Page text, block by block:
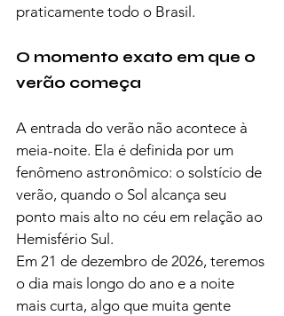
praticamente todo o Brasil.
O momento exato em que o
verão começa
A entrada do verão não acontece à
meia-noite. Ela é definida por um
fenômeno astronômico: o solstício de
verão, quando o Sol alcança seu
ponto mais alto no céu em relação ao
Hemisfério Sul.
Em 21 de dezembro de 2026, teremos
o dia mais longo do ano e a noite
mais curta, algo que muita gente